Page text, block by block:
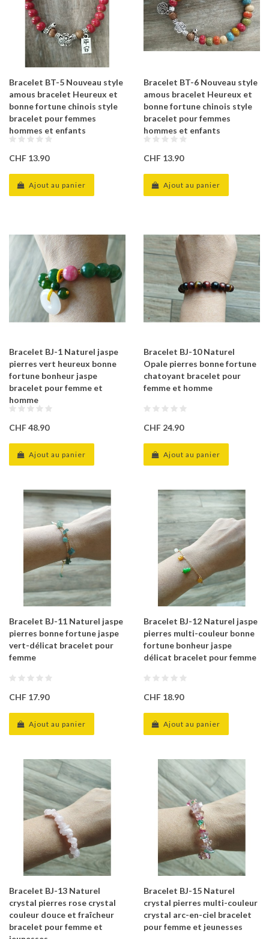
Bracelet BT-5 Nouveau style
amous bracelet Heureux et
bonne fortune chinois style
bracelet pour femmes
hommes et enfants
CHF 13.90
Ajout au panier
Bracelet BT-6 Nouveau style
amous bracelet Heureux et
bonne fortune chinois style
bracelet pour femmes
hommes et enfants
CHF 13.90
Ajout au panier
Bracelet BJ-1 Naturel jaspe
pierres vert heureux bonne
fortune bonheur jaspe
bracelet pour femme et
homme
CHF 48.90
Ajout au panier
Bracelet BJ-10 Naturel
Opale pierres bonne fortune
chatoyant bracelet pour
femme et homme
CHF 24.90
Ajout au panier
Bracelet BJ-11 Naturel jaspe
pierres bonne fortune jaspe
vert-délicat bracelet pour
femme
CHF 17.90
Ajout au panier
Bracelet BJ-12 Naturel jaspe
pierres multi-couleur bonne
fortune bonheur jaspe
délicat bracelet pour femme
CHF 18.90
Ajout au panier
Bracelet BJ-13 Naturel
crystal pierres rose crystal
couleur douce et fraîcheur
bracelet pour femme et
Bracelet BJ-15 Naturel
crystal pierres multi-couleur
crystal arc-en-ciel bracelet
pour femme et jeunesses